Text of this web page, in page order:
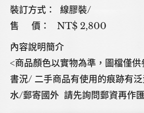
裝訂方式： 線膠裝/
售 價： NT$ 2,800
內容說明簡介
<商品顏色以實物為準，圖檔僅供
書況/ 二手商品有使用的痕跡有
水/郵寄國外 請先詢問郵資再作